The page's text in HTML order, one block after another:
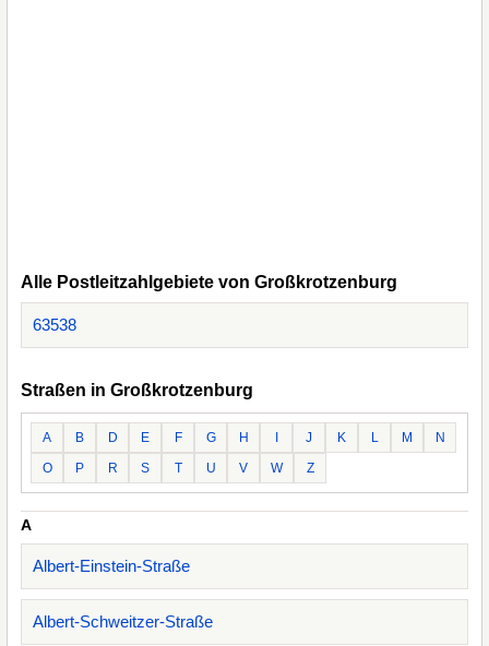
Alle Postleitzahlgebiete von Großkrotzenburg
63538
Straßen in Großkrotzenburg
A B D E F G H J K L M
N
O
P R S T U V W Z
A
Albert-Einstein-Straße
Albert-Schweitzer-Straße